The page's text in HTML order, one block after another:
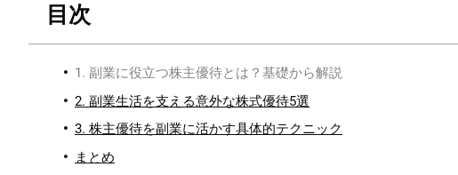
目次
1. 副業に役立つ株主優待とは？基礎から解説
2. 副業生活を支える意外な株式優待5選
3. 株主優待を副業に活かす具体的テクニック
まとめ